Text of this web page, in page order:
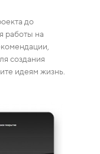
до
работы на
создания
идеям жизнь.